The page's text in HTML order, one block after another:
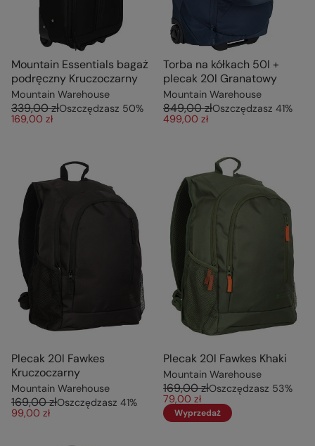
Mountain Essentials bagaż
podręczny Kruczoczarny
Mountain Warehouse
339,00 złOszczędzasz 50%
169,00 zł
Torba na kółkach 50l +
plecak 20l Granatowy
Mountain Warehouse
849,00 złOszczędzasz 41%
499,00 zł
Plecak 20l Fawkes
Kruczoczarny
Mountain Warehouse
169,00 złOszczędzasz 41%
99,00 zł
Plecak 20l Fawkes Khaki
Mountain Warehouse
169,00 złOszczędzasz 53%
79,00 zł
Wyprzedaż